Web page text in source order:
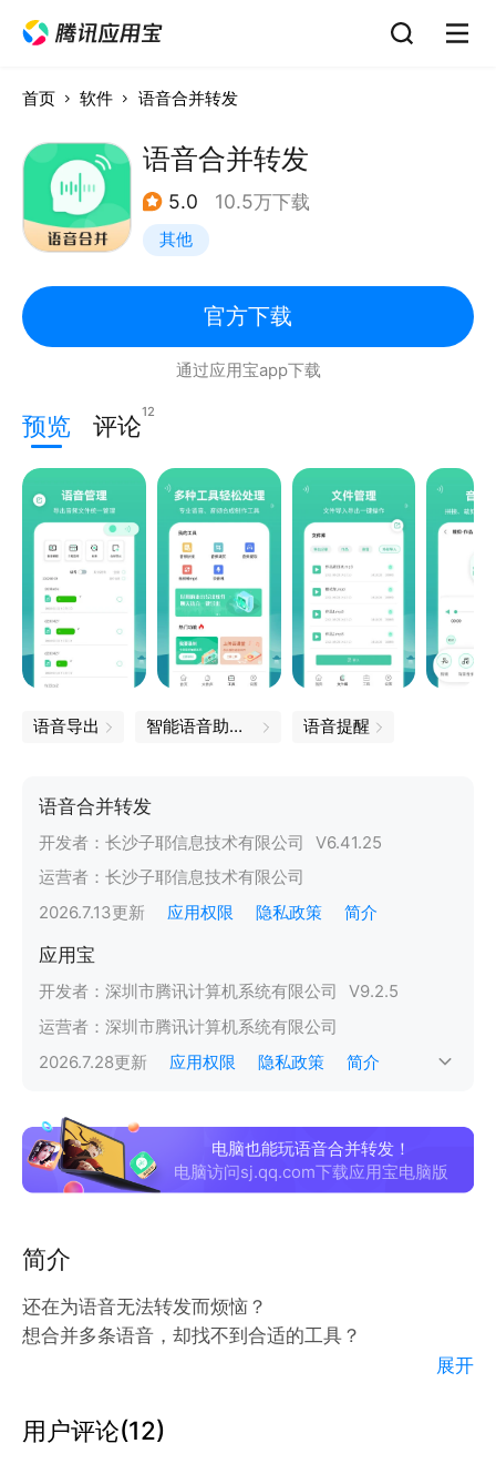
首页 软件 语音合并转发
语音合并转发
5.0 10.5万下载
其他
官方下载
通过应用宝app下载
预览 评论12
语音导出 智能语音助手下载 语音提醒
语音合并转发
开发者： 长沙子耶信息技术有限公司 V6.41.25
运营者： 长沙子耶信息技术有限公司
2026.7.13更新 应用权限 隐私政策 简介
应用宝
开发者： 深圳市腾讯计算机系统有限公司 V9.2.5
运营者： 深圳市腾讯计算机系统有限公司
2026.7.28更新 应用权限 隐私政策 简介
电脑也能玩语音合并转发！
电脑访问sj.qq.com下载应用宝电脑版
简介
还在为语音无法转发而烦恼？
想合并多条语音，却找不到合适的工具？
●一键转发语音消息​​
展开
用户评论(12)